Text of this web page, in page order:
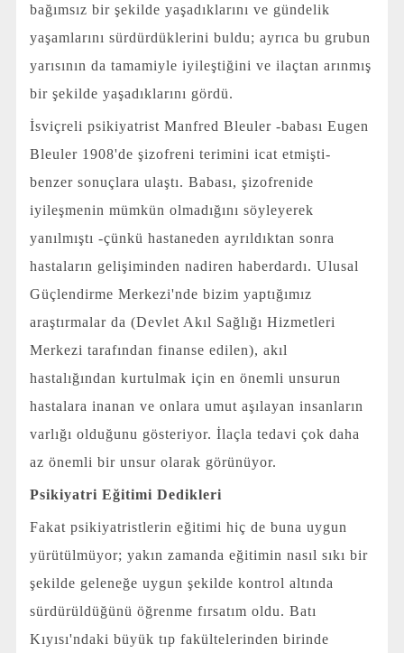
bağımsız bir şekilde yaşadıklarını ve gündelik
yaşamlarını sürdürdüklerini buldu; ayrıca bu grubun
yarısının da tamamiyle iyileştiğini ve ilaçtan arınmış
bir şekilde yaşadıklarını gördü.
İsviçreli psikiyatrist Manfred Bleuler -babası Eugen
Bleuler 1908'de şizofreni terimini icat etmişti-
benzer sonuçlara ulaştı. Babası, şizofrenide
iyileşmenin mümkün olmadığını söyleyerek
yanılmıştı -çünkü hastaneden ayrıldıktan sonra
hastaların gelişiminden nadiren haberdardı. Ulusal
Güçlendirme Merkezi'nde bizim yaptığımız
araştırmalar da (Devlet Akıl Sağlığı Hizmetleri
Merkezi tarafından finanse edilen), akıl
hastalığından kurtulmak için en önemli unsurun
hastalara inanan ve onlara umut aşılayan insanların
varlığı olduğunu gösteriyor. İlaçla tedavi çok daha
az önemli bir unsur olarak görünüyor.
Psikiyatri Eğitimi Dedikleri
Fakat psikiyatristlerin eğitimi hiç de buna uygun
yürütülmüyor; yakın zamanda eğitimin nasıl sıkı bir
şekilde geleneğe uygun şekilde kontrol altında
sürdürüldüğünü öğrenme fırsatım oldu. Batı
Kıyısı'ndaki büyük tıp fakültelerinden birinde